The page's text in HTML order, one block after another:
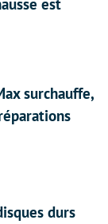
surchauffe,
durs